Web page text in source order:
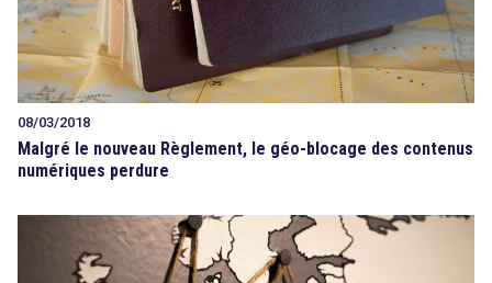
08/03/2018
Malgré le nouveau Règlement, le géo-blocage des contenus
numériques perdure